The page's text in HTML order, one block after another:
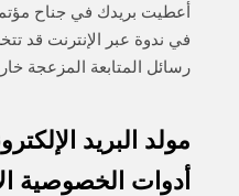
أعطيت بريدك في جناح
في ندوة عبر الإنترنت قد
رسائل المتابعة المزعجة
مولد البريد
أدوات الخصوصية